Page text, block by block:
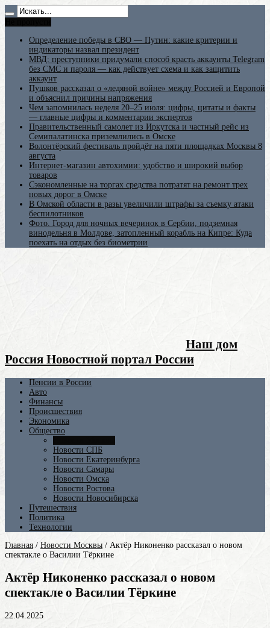
Определение победы в СВО — Путин: какие критерии и
индикаторы назвал президент
МВД: преступники придумали способ красть аккаунты Telegram
без СМС и пароля — как действует схема и как защитить
аккаунт
Пушков рассказал о «ледяной войне» между Россией и Европой
и объяснил причины напряжения
Чем запомнилась неделя 20–25 июля: цифры, цитаты и факты
— главные цифры и комментарии экспертов
Правительственный самолет из Иркутска и частный рейс из
Семипалатинска приземлились в Омске
Волонтёрский фестиваль пройдёт на пяти площадках Москвы 8
августа
Интернет-магазин автохимии: удобство и широкий выбор
товаров
Сэкономленные на торгах средства потратят на ремонт трех
новых дорог в Омске
В Омской области в разы увеличили штрафы за съемку атаки
беспилотников
Фото. Город для ночных вечеринок в Сербии, подземная
винодельня в Молдове, затопленный корабль на Кипре: Куда
поехать на отдых без биометрии
Наш дом
Россия Новостной портал России
Пенсии в России
Авто
Финансы
Происшествия
Экономика
Общество
Новости СПБ
Новости Екатеринбурга
Новости Самары
Новости Омска
Новости Ростова
Новости Новосибирска
Путешествия
Политика
Технологии
Главная / Новости Москвы / Актёр Никоненко рассказал о новом
спектакле о Василии Тёркине
Актёр Никоненко рассказал о новом
спектакле о Василии Тёркине
22.04.2025